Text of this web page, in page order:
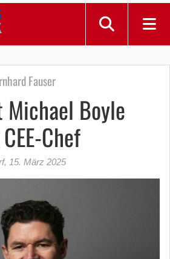
Fauser
Michael Boyle
Chef
, 15. März 2025